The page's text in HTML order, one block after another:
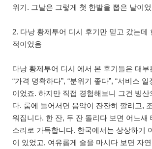
위기. 그날은 그렇게 첫 한발을 뽑은 날이
2. 다낭 황제투어 디시 후기만 믿고 갔는데
적이었음
다낭 황제투어 디시 에서 본 후기들은 대부
“가격 명확하다”, “분위기 좋다”, “서비스
이었죠. 하지만 직접 경험해보니 그건 빙산
다. 룸에 들어서면 음악이 잔잔히 깔리고,
워집니다. 한 잔, 두 잔 돌리다 보면 어느새
소리로 가득합니다. 한국에서는 상상하기
이 있었고, 여유롭게 술을 마시다 보면 자